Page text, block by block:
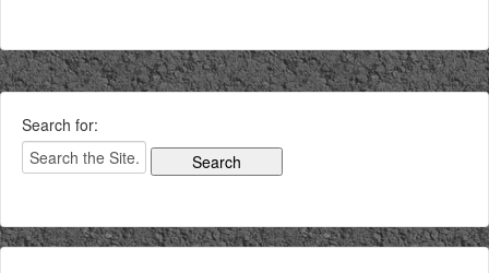
MP13 kuvia
ACS 2015 kuvia
UUTISET
SÄÄ
Valitse paikkakunta
Tampereen sää
Search for: